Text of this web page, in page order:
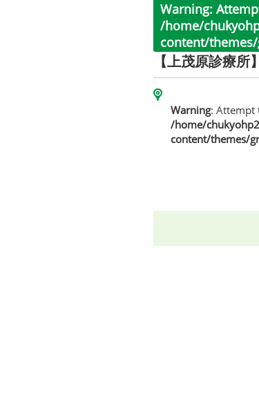
Warning:
/home/
content/
【上茂原診療
Warning: Attempt
/home/
content/themes/